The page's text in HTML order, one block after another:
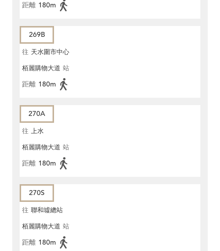
距離 180m
269B
往 天水圍市中心
栢麗購物大道 站
距離 180m
270A
往 上水
栢麗購物大道 站
距離 180m
270S
往 聯和墟總站
栢麗購物大道 站
距離 180m